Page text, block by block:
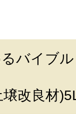
バイブル
改良材